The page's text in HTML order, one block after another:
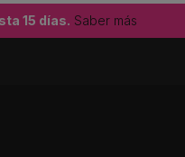
15 días. Saber más